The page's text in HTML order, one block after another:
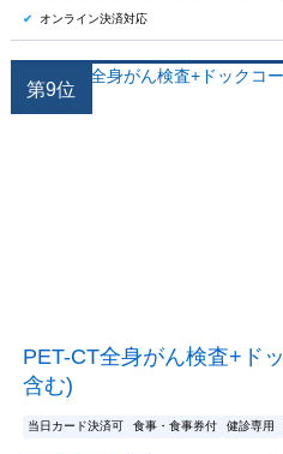
オンライン決済対応
第9位
PET-CT全身がん検査+ド
含む)
当日カード決済可 食事・食事券付 健診専用